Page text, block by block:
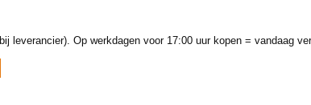
leverancier). Op werkdagen voor 17:00 uur kopen = vandaag